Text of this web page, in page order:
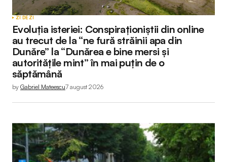
ZI DE ZI
Evoluția isteriei: Conspiraționiștii din online
au trecut de la “ne fură străinii apa din
Dunăre” la “Dunărea e bine mersi și
autoritățile mint” în mai puțin de o
săptămână
by Gabriel Mateescu7 august 2026